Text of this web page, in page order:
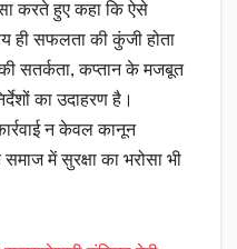
करते हुए कहा कि ऐसे
ही सफलता की कुंजी होता
सतर्कता, कप्तान के मजबूत
का उदाहरण है।
न केवल कानून
में सुरक्षा का भरोसा भी